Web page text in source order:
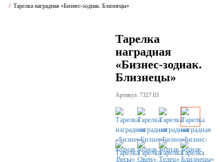
/ Тарелка наградная «Бизнес-зодиак. Близнецы»
Тарелка
наградная
«Бизнес-зодиак.
Близнецы»
Артикул: 7327.03